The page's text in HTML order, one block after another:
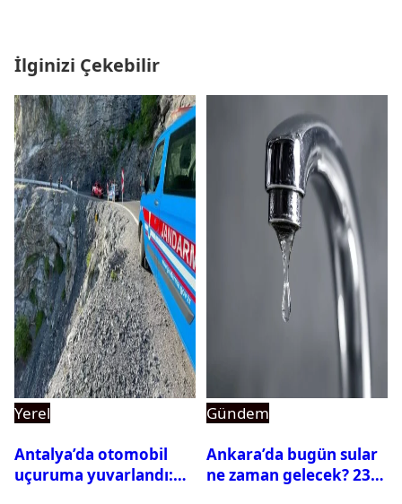
İlginizi Çekebilir
Yerel
Antalya’da otomobil
uçuruma yuvarlandı:
Gündem
Ankara’da bugün sular
ne zaman gelecek? 23